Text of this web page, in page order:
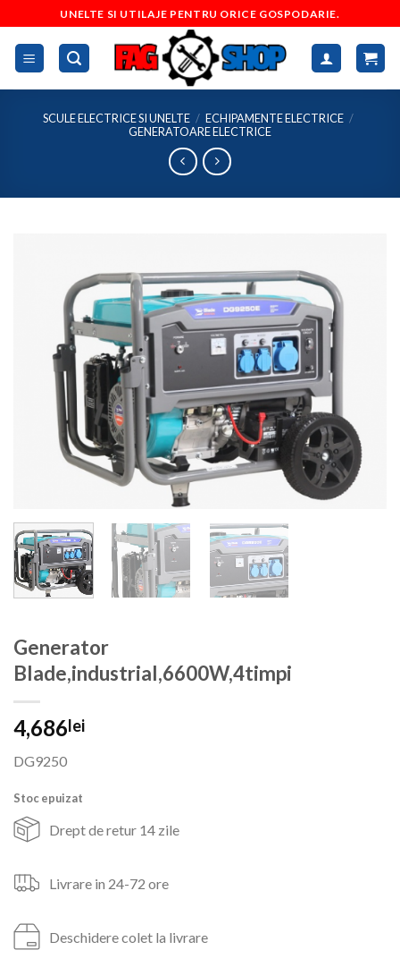
to
content
UNELTE SI UTILAJE PENTRU ORICE GOSPODARIE.
SCULE ELECTRICE SI UNELTE / ECHIPAMENTE ELECTRICE /
GENERATOARE ELECTRICE
Generator
Blade,industrial,6600W,4timpi
4,686lei
DG9250
Stoc epuizat
Drept de retur 14 zile
Livrare in 24-72 ore
Deschidere colet la livrare